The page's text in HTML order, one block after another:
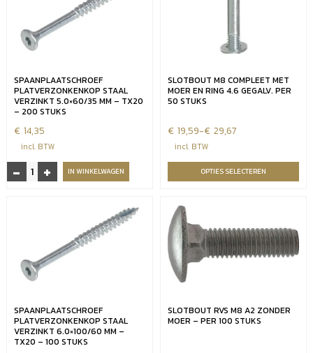
aantal
SPAANPLAATSCHROEF
PLATVERZONKENKOP STAAL
VERZINKT 5.0×60/35 MM – TX20
– 200 STUKS
€ 14,35
incl. BTW
-
Spaanplaatschroef
platverzonkenkop
TX20
stuks
aantal
+ IN WINKELWAGEN
SLOTBOUT M8 COMPLEET MET
MOER EN RING 4.6 GEGALV. PER
50 STUKS
€ 19,59-€ 29,67
Prijsklasse:
€19,59
tot
incl. BTW
OPTIES SELECTEREN
SPAANPLAATSCHROEF
PLATVERZONKENKOP STAAL
VERZINKT 6.0×100/60 MM –
TX20 – 100 STUKS
SLOTBOUT RVS M8 A2 ZONDER
MOER – PER 100 STUKS